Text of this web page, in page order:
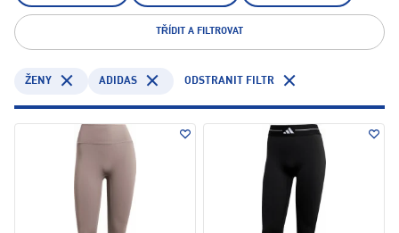
TŘÍDIT A FILTROVAT
ŽENY ADIDAS ODSTRANIT FILTR